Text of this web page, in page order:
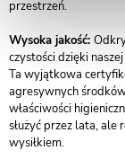
przestrzeń.
Wysoka jakość:
czystości dzięki
Ta wyjątkowa
agresywnych
właściwości
służyć przez lata, ale
wysiłkiem.